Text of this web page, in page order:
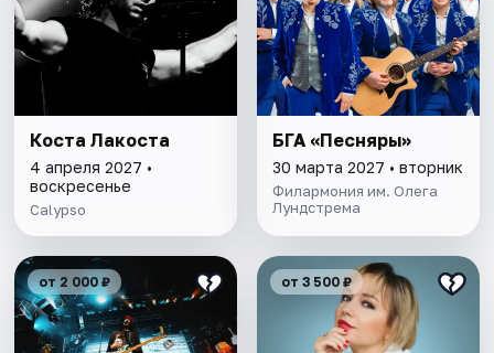
Коста Лакоста
4 апреля 2027 •
воскресенье
Calypso
БГА «Песняры»
30 марта 2027 • вторник
Филармония им. Олега
Лундстрема
от 2 000 ₽ от 3 500 ₽